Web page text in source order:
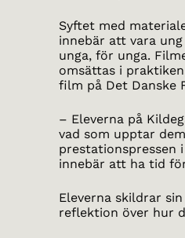
Syftet med
innebär att vara
unga, för unga.
omsättas i
film på Det Danske
– Eleverna på
vad som upptar
prestationspressen
innebär att ha tid
Eleverna skildrar
reflektion över hur